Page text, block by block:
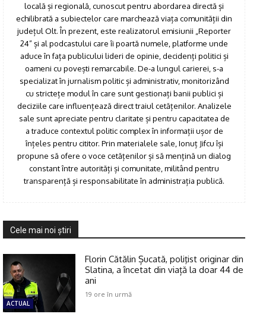
Click pe imagine
locală și regională, cunoscut pentru abordarea directă și
echilibrată a subiectelor care marchează viața comunității din
județul Olt. În prezent, este realizatorul emisiunii „Reporter
24” și al podcastului care îi poartă numele, platforme unde
aduce în fața publicului lideri de opinie, decidenți politici și
oameni cu povești remarcabile. De-a lungul carierei, s-a
specializat în jurnalism politic și administrativ, monitorizând
cu strictețe modul în care sunt gestionați banii publici și
deciziile care influențează direct traiul cetățenilor. Analizele
sale sunt apreciate pentru claritate și pentru capacitatea de
a traduce contextul politic complex în informații ușor de
înțeles pentru cititor. Prin materialele sale, Ionuț Jifcu își
propune să ofere o voce cetățenilor și să mențină un dialog
constant între autorități și comunitate, militând pentru
transparență și responsabilitate în administrația publică.
Cele mai noi ştiri
ACTUAL
Florin Cătălin Șucată, poliţist originar din
Slatina, a încetat din viață la doar 44 de
ani
19 ore în urmă